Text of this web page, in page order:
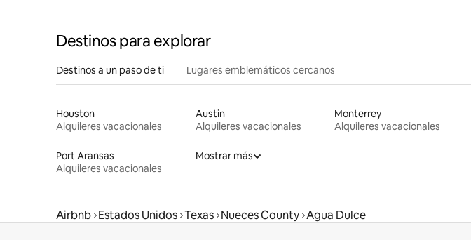
Destinos para explorar
Destinos a un paso de ti Lugares emblemáticos cercanos
Houston
Alquileres vacacionales
Austin
Alquileres vacacionales
Monterrey
Alquileres vacacionales
Port Aransas
Alquileres vacacionales
Mostrar más
Airbnb Estados Unidos Texas Nueces County Agua Dulce